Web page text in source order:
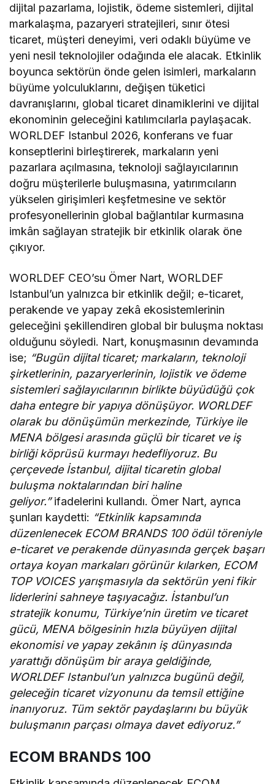
dijital pazarlama, lojistik, ödeme sistemleri, dijital
markalaşma, pazaryeri stratejileri, sınır ötesi
ticaret, müşteri deneyimi, veri odaklı büyüme ve
yeni nesil teknolojiler odağında ele alacak. Etkinlik
boyunca sektörün önde gelen isimleri, markaların
büyüme yolculuklarını, değişen tüketici
davranışlarını, global ticaret dinamiklerini ve dijital
ekonominin geleceğini katılımcılarla paylaşacak.
WORLDEF Istanbul 2026, konferans ve fuar
konseptlerini birleştirerek, markaların yeni
pazarlara açılmasına, teknoloji sağlayıcılarının
doğru müşterilerle buluşmasına, yatırımcıların
yükselen girişimleri keşfetmesine ve sektör
profesyonellerinin global bağlantılar kurmasına
imkân sağlayan stratejik bir etkinlik olarak öne
çıkıyor.
WORLDEF CEO’su Ömer Nart, WORLDEF
Istanbul’un yalnızca bir etkinlik değil; e-ticaret,
perakende ve yapay zekâ ekosistemlerinin
geleceğini şekillendiren global bir buluşma noktası
olduğunu söyledi. Nart, konuşmasının devamında
ise; “Bugün dijital ticaret; markaların, teknoloji
şirketlerinin, pazaryerlerinin, lojistik ve ödeme
sistemleri sağlayıcılarının birlikte büyüdüğü çok
daha entegre bir yapıya dönüşüyor. WORLDEF
olarak bu dönüşümün merkezinde, Türkiye ile
MENA bölgesi arasında güçlü bir ticaret ve iş
birliği köprüsü kurmayı hedefliyoruz. Bu
çerçevede İstanbul, dijital ticaretin global
buluşma noktalarından biri haline
geliyor.”ifadelerini kullandı. Ömer Nart, ayrıca
şunları kaydetti: “Etkinlik kapsamında
düzenlenecek ECOM BRANDS 100 ödül töreniyle
e-ticaret ve perakende dünyasında gerçek başarı
ortaya koyan markaları görünür kılarken, ECOM
TOP VOICES yarışmasıyla da sektörün yeni fikir
liderlerini sahneye taşıyacağız. İstanbul’un
stratejik konumu, Türkiye’nin üretim ve ticaret
gücü, MENA bölgesinin hızla büyüyen dijital
ekonomisi ve yapay zekânın iş dünyasında
yarattığı dönüşüm bir araya geldiğinde,
WORLDEF Istanbul’un yalnızca bugünü değil,
geleceğin ticaret vizyonunu da temsil ettiğine
inanıyoruz. Tüm sektör paydaşlarını bu büyük
buluşmanın parçası olmaya davet ediyoruz.”
ECOM BRANDS 100